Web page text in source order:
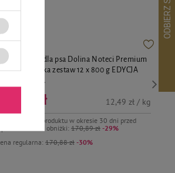
karma dla psa Dolina Noteci Premium
bogata w indyka zestaw 12 x 800 g EDYCJA
LIMITOWANA
regularna: 170,88 zł -30%
119,88 zł
Najniższa cena produktu w okresie 30 dni przed
wprowadzeniem obniżki: 170,89 zł -29%
12,49 zł / kg